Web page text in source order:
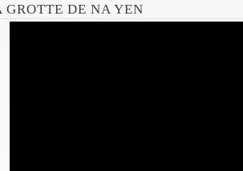
GROTTE DE NA YEN